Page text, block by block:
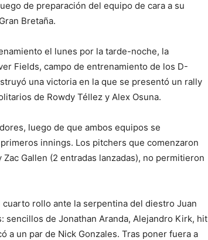
de preparación del equipo de cara a su
Bretaña.
el lunes por la tarde-noche, la
Fields, campo de entrenamiento de los D-
una victoria en la que se presentó un rally
de Rowdy Téllez y Alex Osuna.
luego de que ambos equipos se
innings. Los pitchers que comenzaron
Gallen (2 entradas lanzadas), no permitieron
rollo ante la serpentina del diestro Juan
de Jonathan Aranda, Alejandro Kirk, hit
a un par de Nick Gonzales. Tras poner fuera a